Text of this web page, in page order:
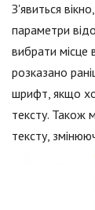
З'явиться
параметри
вибрати місце
розказано
шрифт, якщо
тексту. Також
тексту,